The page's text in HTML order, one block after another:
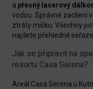
a přesný laserový
vodou. Správné zacílení
ztráty míčku. Všechny
najdete přehledně
Jak se připravit na
resortu Casa Serena?
Areál Casa Serena u